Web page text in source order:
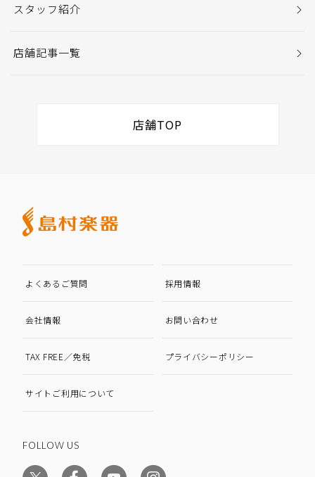
スタッフ紹介
店舗記事一覧
店舗TOP
よくあるご質問 採用情報
会社情報 お問い合わせ
TAX FREE／免税 プライバシーポリシー
サイトご利用について
FOLLOW US